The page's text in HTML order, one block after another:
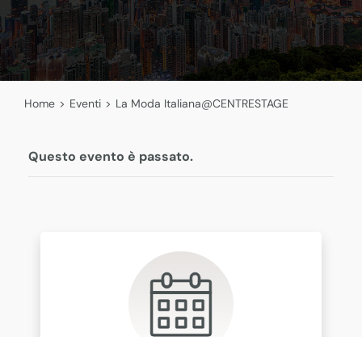
Home > Eventi > La Moda Italiana@CENTRESTAGE
Questo evento è passato.